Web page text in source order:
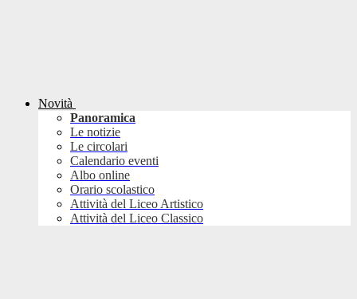
Novità
Panoramica
Le notizie
Le circolari
Calendario eventi
Albo online
Orario scolastico
Attività del Liceo Artistico
Attività del Liceo Classico